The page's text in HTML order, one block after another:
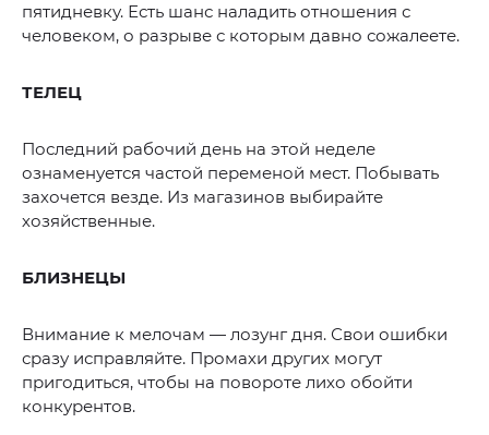
пятидневку. Есть шанс наладить отношения с
человеком, о разрыве с которым давно сожалеете.
ТЕЛЕЦ
Последний рабочий день на этой неделе
ознаменуется частой переменой мест. Побывать
захочется везде. Из магазинов выбирайте
хозяйственные.
БЛИЗНЕЦЫ
Внимание к мелочам — лозунг дня. Свои ошибки
сразу исправляйте. Промахи других могут
пригодиться, чтобы на повороте лихо обойти
конкурентов.